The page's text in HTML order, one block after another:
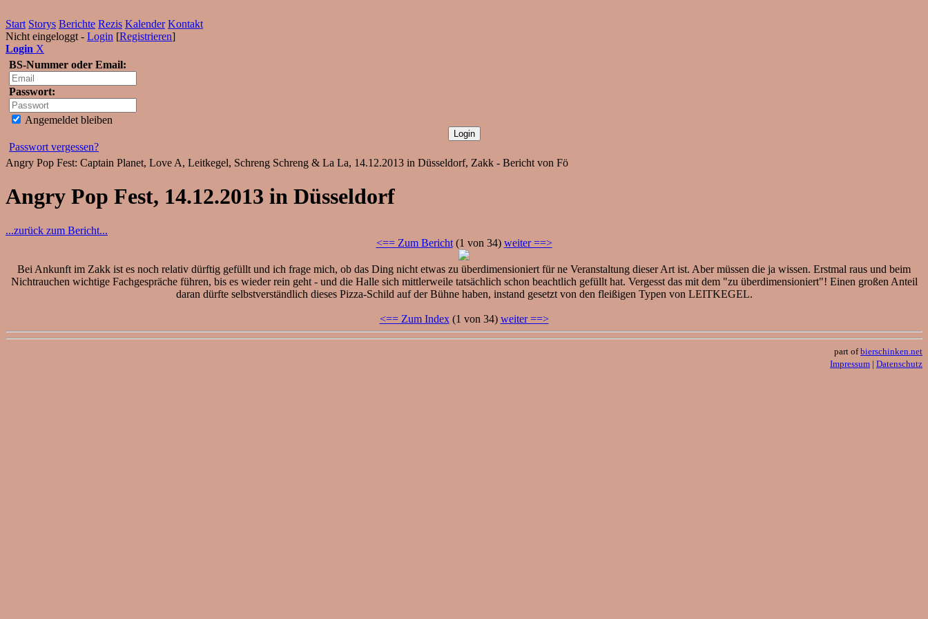
Start Storys Berichte Rezis Kalender Kontakt
Nicht eingeloggt - Login [Registrieren]
Login X
BS-Nummer oder Email:
Passwort:
Angemeldet bleiben
Passwort vergessen?
Angry Pop Fest: Captain Planet, Love A, Leitkegel, Schreng Schreng & La La, 14.12.2013 in Düsseldorf, Zakk - Bericht von Fö
Angry Pop Fest, 14.12.2013 in Düsseldorf
...zurück zum Bericht...
<== Zum Bericht(1 von 34) weiter ==>
Bei Ankunft im Zakk ist es noch relativ dürftig gefüllt und ich frage mich, ob das Ding nicht etwas zu überdimensioniert für ne Veranstaltung dieser Art ist. Aber müssen die ja wissen. Erstmal raus und beim
Nichtrauchen wichtige Fachgespräche führen, bis es wieder rein geht - und die Halle sich mittlerweile tatsächlich schon beachtlich gefüllt hat. Vergesst das mit dem "zu überdimensioniert"! Einen großen Anteil
daran dürfte selbstverständlich dieses Pizza-Schild auf der Bühne haben, instand gesetzt von den fleißigen Typen von LEITKEGEL.
<== Zum Index(1 von 34) weiter ==>
part ofbierschinken.net
Impressum | Datenschutz